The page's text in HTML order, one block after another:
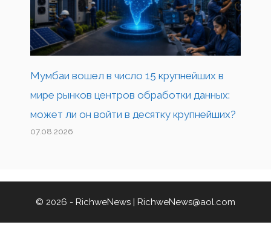
Мумбаи вошел в число 15 крупнейших в
мире рынков центров обработки данных:
может ли он войти в десятку крупнейших?
07.08.2026
© 2026 - RichweNews | RichweNews@aol.com